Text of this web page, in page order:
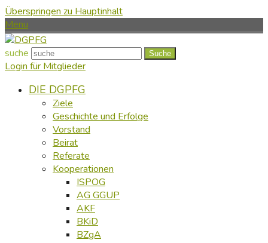
Überspringen zu Hauptinhalt
Menu
suche Suche
Login für Mitglieder
DIE DGPFG
Ziele
Geschichte und Erfolge
Vorstand
Beirat
Referate
Kooperationen
ISPOG
AG GGUP
AKF
BKiD
BZgA